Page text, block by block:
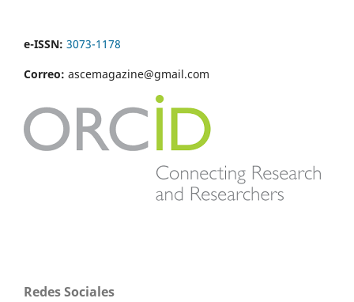
e-ISSN: 3073-1178
Correo: ascemagazine@gmail.com
Redes Sociales